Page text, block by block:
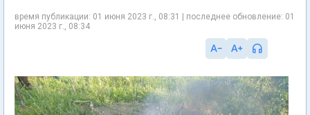
время публикации: 01 июня 2023 г., 08:31 | последнее обновление: 01
июня 2023 г., 08:34